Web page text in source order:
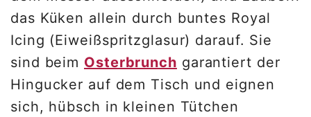
das Küken allein durch buntes Royal
Icing (Eiweißspritzglasur) darauf. Sie
sind beim Osterbrunch garantiert der
Hingucker auf dem Tisch und eignen
sich, hübsch in kleinen Tütchen